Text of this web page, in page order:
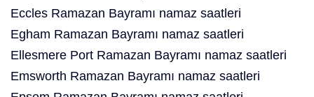
Eccles Ramazan Bayramı namaz saatleri
Egham Ramazan Bayramı namaz saatleri
Ellesmere Port Ramazan Bayramı namaz saatleri
Emsworth Ramazan Bayramı namaz saatleri